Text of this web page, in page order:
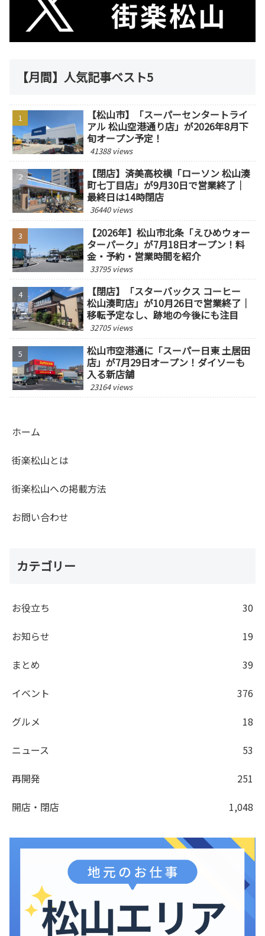
【月間】人気記事ベスト5
【松山市】「スーパーセンタートライ
アル 松山空港通り店」が2026年8月下
旬オープン予定！
41388 views
【閉店】済美高校横「ローソン 松山湊
町七丁目店」が9月30日で営業終了｜
最終日は14時閉店
36440 views
【2026年】松山市北条「えひめウォー
ターパーク」が7月18日オープン！料
金・予約・営業時間を紹介
33795 views
【閉店】「スターバックス コーヒー
松山湊町店」が10月26日で営業終了｜
移転予定なし、跡地の今後にも注目
32705 views
松山市空港通に「スーパー日東 土居田
店」が7月29日オープン！ダイソーも
入る新店舗
23164 views
ホーム
街楽松山とは
街楽松山への掲載方法
お問い合わせ
カテゴリー
お役立ち
30
お知らせ
19
まとめ
39
イベント
376
グルメ
18
ニュース
53
再開発
251
開店・閉店
1,048